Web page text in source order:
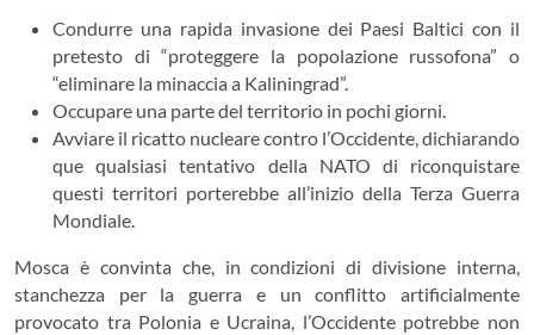
Condurre una rapida invasione dei Paesi Baltici con il
pretesto di “proteggere la popolazione russofona” o
“eliminare la minaccia a Kaliningrad”.
Occupare una parte del territorio in pochi giorni.
Avviare il ricatto nucleare contro l’Occidente, dichiarando
que qualsiasi tentativo della NATO di riconquistare
questi territori porterebbe all’inizio della Terza Guerra
Mondiale.
Mosca è convinta che, in condizioni di divisione interna,
stanchezza per la guerra e un conflitto artificialmente
provocato tra Polonia e Ucraina, l’Occidente potrebbe non